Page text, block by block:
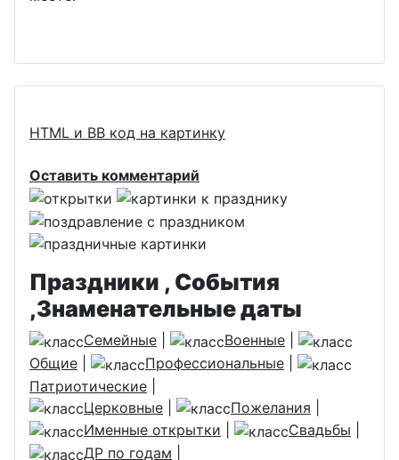
HTML и BB код на картинку
Оставить комментарий
Праздники , События
,Знаменательные даты
Семейные Военные
Общие
Профессиональные
Патриотические
Церковные
Пожелания
Именные открытки
Свадьбы
ДР по годам